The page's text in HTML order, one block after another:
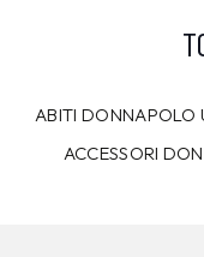
ABITI DONNAPOLO
ACCESSORI